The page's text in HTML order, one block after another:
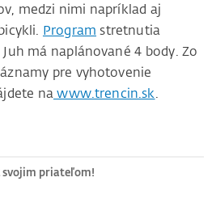
medzi nimi napríklad aj
Program stretnutia
má naplánované 4 body. Zo
pre vyhotovenie
nawww.trencin.sk.
svojim priateľom!